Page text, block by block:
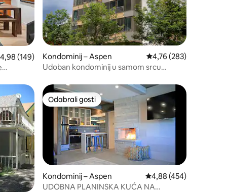
ocjena: 4,98/5, recenzija: 149
4,98 (149)
Kondominij – Aspen Prosječna ocjena:
4,76 (283)
Udoban kondominij u samom srcu
na najboljoj lokaciji
„Odabrali gosti”
Odabrali gosti
Odabrali gosti
Kondominij – Aspen Prosječna ocjena:
4,88 (454)
UDOBNA PLANINSKA KUĆA NA